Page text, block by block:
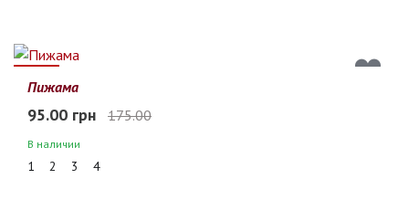
46%
Пижама
95.00 грн 175.00
В наличии
1 2 3 4